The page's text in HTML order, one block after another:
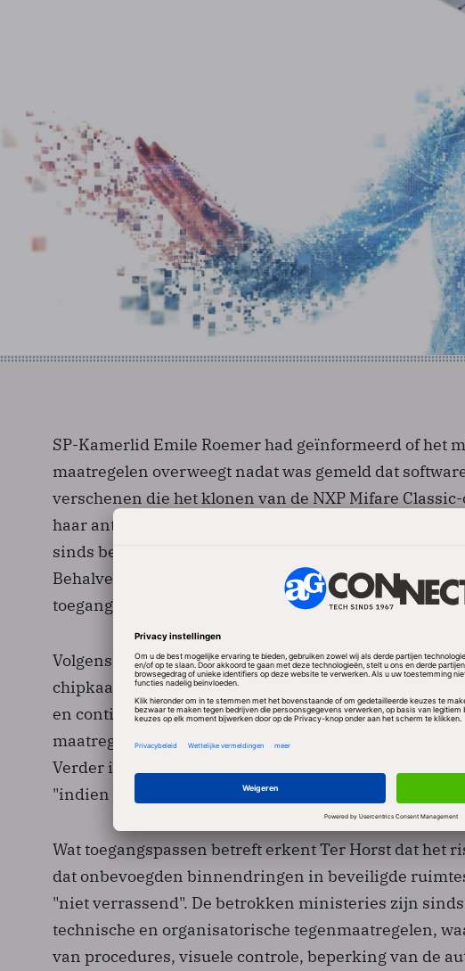
SP-Kamerlid Emile Roemer had geïnformeerd of het
maatregelen overweegt nadat was gemeld dat
verschenen die het klonen van de NXP Mifare
haar antwoord somt Ter Horst een aantal
sinds begin dit jaar de beveiliging van de NXP-chip
Behalve in de OV-chipkaart wordt de Mifare Classic
toegangspassen van veel overheidsgebouwen.
Volgens de minister werken Trans Link Systems
chipkaartsysteem exploiteert, en de vervoerders hard
en continue verbetering daarvan. Ook nemen ze
maatregelen die misbruik met de Mifare Classic-chip
Verder is een noodplan in de maak om te migreren
"indien dit aan de orde mocht zijn".
Wat toegangspassen betreft erkent Ter Horst dat het
dat onbevoegden binnendringen in beveiligde
"niet verrassend". De betrokken ministeries zijn
technische en organisatorische tegenmaatregelen,
van procedures, visuele controle, beperking van de